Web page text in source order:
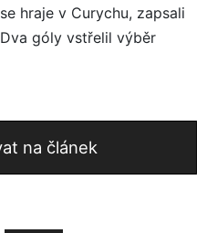
hraje v Curychu, zapsali
góly vstřelil výběr
na článek